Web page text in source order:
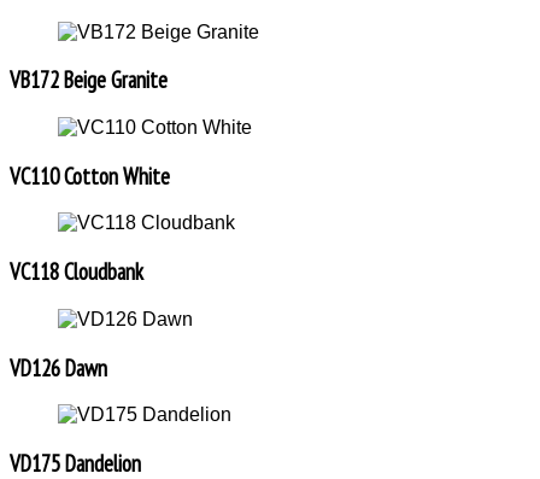
VB172 Beige Granite
VC110 Cotton White
VC118 Cloudbank
VD126 Dawn
VD175 Dandelion